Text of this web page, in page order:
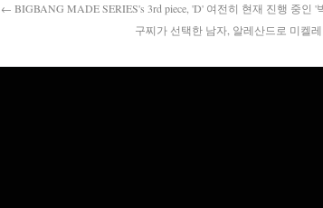
← BIGBANG MADE SERIES's 3rd piece, 'D' 여전히 현재 진행 중인 '
구찌가 선택한 남자, 알레산드로 미켈레